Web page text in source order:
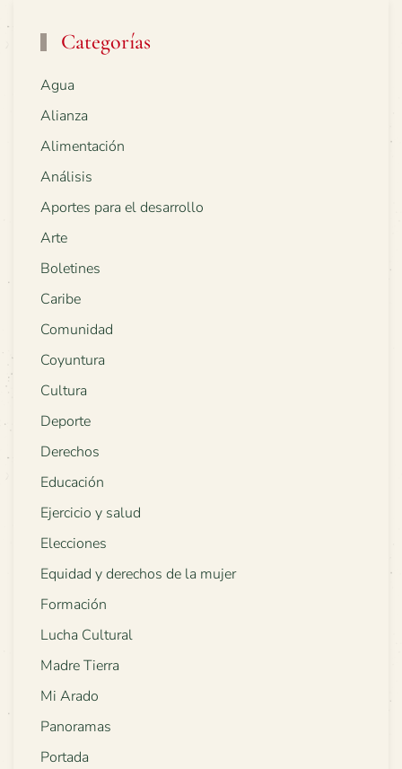
Categorías
Agua
Alianza
Alimentación
Análisis
Aportes para el desarrollo
Arte
Boletines
Caribe
Comunidad
Coyuntura
Cultura
Deporte
Derechos
Educación
Ejercicio y salud
Elecciones
Equidad y derechos de la mujer
Formación
Lucha Cultural
Madre Tierra
Mi Arado
Panoramas
Portada